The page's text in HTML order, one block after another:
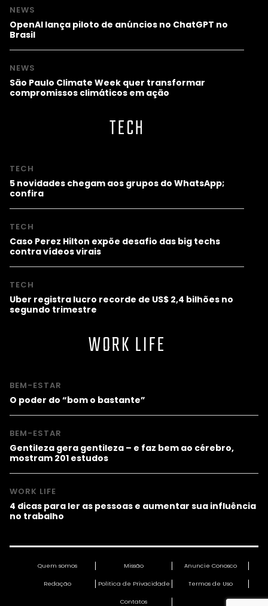
NEWS
OpenAI lança piloto de anúncios no ChatGPT no
Brasil
NEWS
São Paulo Climate Week quer transformar
compromissos climáticos em ação
TECH
TECH
5 novidades chegam aos grupos do WhatsApp;
confira
TECH
Caso Perez Hilton expõe desafio das big techs
contra vídeos virais
TECH
Uber registra lucro recorde de US$ 2,4 bilhões no
segundo trimestre
WORK LIFE
BEM-ESTAR
O poder do “bom o bastante”
BEM-ESTAR
Gentileza gera gentileza – e faz bem ao cérebro,
mostram 201 estudos
WORK LIFE
4 dicas para ler as pessoas e aumentar sua influência
no trabalho
Quem somos Missão Anuncie Conosco
Redação Política de Privacidade Termos de Uso
Contatos